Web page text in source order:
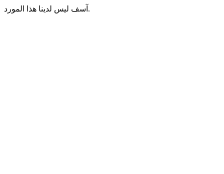
آسف ليس لدينا هذا المورد.